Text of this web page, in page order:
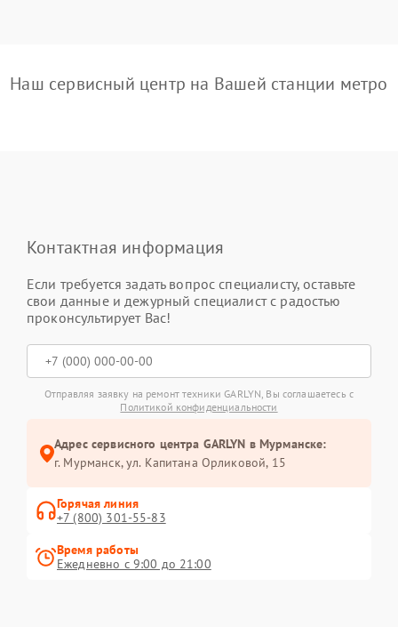
Наш сервисный центр на Вашей станции метро
Контактная информация
Если требуется задать вопрос специалисту, оставьте
свои данные и дежурный специалист с радостью
проконсультирует Вас!
Отправляя заявку на ремонт техники GARLYN, Вы соглашаетесь с
Политикой конфиденциальности
Адрес сервисного центра GARLYN в Мурманске:
г. Мурманск, ул. Капитана Орликовой, 15
Горячая линия
+7 (800) 301-55-83
Время работы
Ежедневно с 9:00 до 21:00